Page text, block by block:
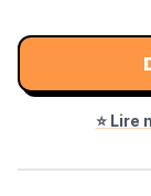
Marketing
LE TOP DU TOP
⭐ Lire